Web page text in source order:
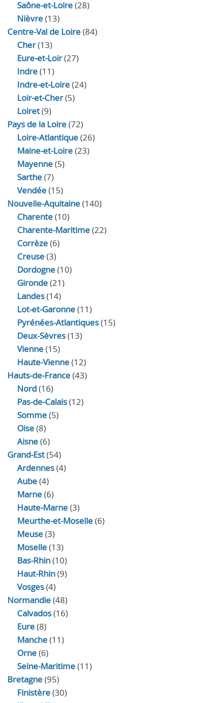
Saône-et-Loire(28)
Nièvre(13)
Centre-Val de Loire(84)
Cher(13)
Eure‑et‑Loir(27)
Indre(11)
Indre‑et‑Loire(24)
Loir‑et‑Cher(5)
Loiret(9)
Pays de la Loire(72)
Loire-Atlantique(26)
Maine-et-Loire(23)
Mayenne(5)
Sarthe(7)
Vendée(15)
Nouvelle-Aquitaine(140)
Charente(10)
Charente-Maritime(22)
Corrèze(6)
Creuse(3)
Dordogne(10)
Gironde(21)
Landes(14)
Lot-et-Garonne(11)
Pyrénées-Atlantiques(15)
Deux-Sèvres(13)
Vienne(15)
Haute-Vienne(12)
Hauts-de-France(43)
Nord(16)
Pas-de-Calais(12)
Somme(5)
Oise(8)
Aisne(6)
Grand-Est(54)
Ardennes(4)
Aube(4)
Marne(6)
Haute-Marne(3)
Meurthe-et-Moselle(6)
Meuse(3)
Moselle(13)
Bas-Rhin(10)
Haut-Rhin(9)
Vosges(4)
Normandie(48)
Calvados(16)
Eure(8)
Manche(11)
Orne(6)
Seine-Maritime(11)
Bretagne(95)
Finistère(30)